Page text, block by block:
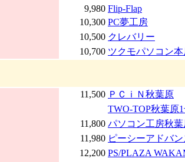
9,980 Flip-Flap
10,300 PC夢工房
10,500 クレバリー
10,700 ツクモパソコン
11,500 ＰＣｉＮ秋葉原
TWO-TOP秋葉原
11,800 パソコン工房秋
11,980 ピーシーアドバ
12,200 PS/PLAZA